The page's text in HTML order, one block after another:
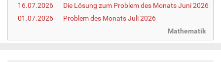
16.07.2026
Die Lösung zum Problem des Monats Juni 2026
01.07.2026
Problem des Monats Juli 2026
Mathematik